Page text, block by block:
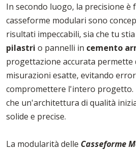
In secondo luogo, la precisione è
casseforme modulari sono
risultati impeccabili, sia che tu
pilastri o pannelli in cemento
progettazione accurata permette
misurazioni esatte, evitando
compromettere l'intero progetto.
che un'architettura di qualità
solide e precise.
La modularità delle Casseforme